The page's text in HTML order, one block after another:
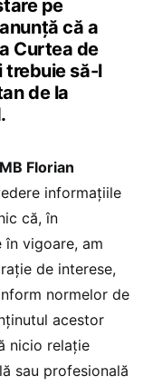
pe
că a
Curtea de
trebuie să-l
de la
Florian
informațiile
că, în
vigoare, am
de interese,
normelor de
acestor
nicio relație
sau profesională